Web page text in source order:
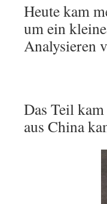
Heute kam
um ein
Analysieren
Das Teil
aus China